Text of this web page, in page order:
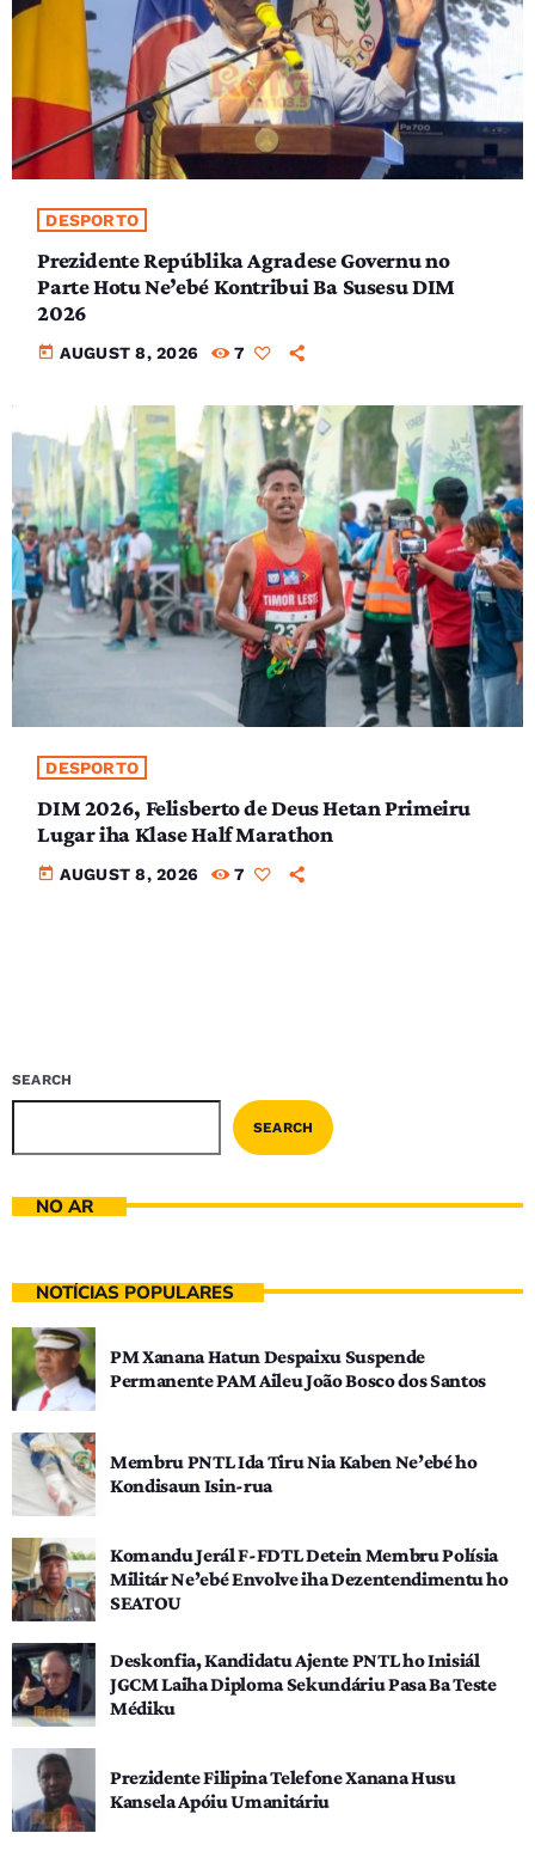
DESPORTO
Prezidente Repúblika Agradese Governu no
Parte Hotu Ne’ebé Kontribui Ba Susesu DIM
2026
today AUGUST 8, 2026 7
DESPORTO
DIM 2026, Felisberto de Deus Hetan Primeiru
Lugar iha Klase Half Marathon
today AUGUST 8, 2026 7
SEARCH
SEARCH
NO AR
NOTÍCIAS POPULARES
PM Xanana Hatun Despaixu Suspende
Permanente PAM Aileu João Bosco dos Santos
Membru PNTL Ida Tiru Nia Kaben Ne’ebé ho
Kondisaun Isin-rua
Komandu Jerál F-FDTL Detein Membru Polísia
Militár Ne’ebé Envolve iha Dezentendimentu ho
SEATOU
Deskonfia, Kandidatu Ajente PNTL ho Inisiál
JGCM Laiha Diploma Sekundáriu Pasa Ba Teste
Médiku
Prezidente Filipina Telefone Xanana Husu
Kansela Apóiu Umanitáriu